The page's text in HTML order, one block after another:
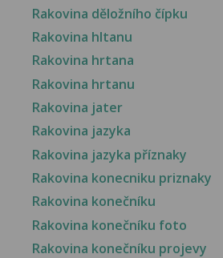
Rakovina děložního čípku
Rakovina hltanu
Rakovina hrtana
Rakovina hrtanu
Rakovina jater
Rakovina jazyka
Rakovina jazyka příznaky
Rakovina konecniku priznaky
Rakovina konečníku
Rakovina konečníku foto
Rakovina konečníku projevy